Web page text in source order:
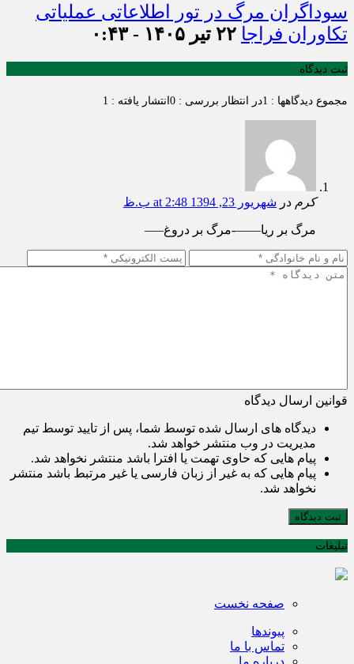
سوداگران مرگ در تور اطلاعاتی عملیاتی
تکاوران فراجا ۲۲ تیر ۱۴۰۵ - ۰:۴۳
ثبت دیدگاه
مجموع دیدگاهها : 1 در انتظار بررسی : 0 انتشار یافته : 1
کرم در شهریور 23, 1394 at 2:48 ب.ظ
مرگ بر ریا——-مرگ بر دروغ—–
قوانین ارسال دیدگاه
دیدگاه های ارسال شده توسط شما، پس از تایید توسط تیم
مدیریت در وب منتشر خواهد شد.
پیام هایی که حاوی تهمت یا افترا باشد منتشر نخواهد شد.
پیام هایی که به غیر از زبان فارسی یا غیر مرتبط باشد منتشر
نخواهد شد.
ثبت دیدگاه
تبلیغات
صفحه نخست
پیوندها
تماس با ما
درباره ما